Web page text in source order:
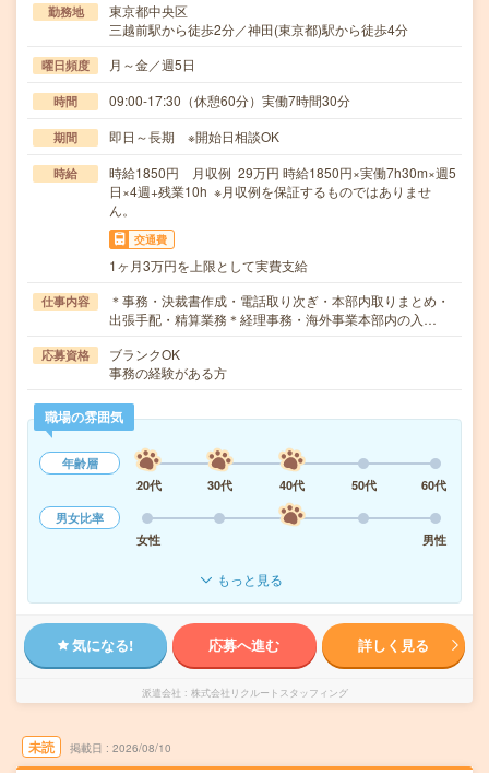
勤務地
東京都中央区
三越前駅から徒歩2分／神田(東京都)駅から徒歩4分
曜日頻度 月～金／週5日
時間 09:00-17:30（休憩60分）実働7時間30分
期間 即日～長期 ※開始日相談OK
時給
時給1850円 月収例 29万円 時給1850円×実働7h30m×週5
日×4週+残業10h ※月収例を保証するものではありませ
ん。
交通費
1ヶ月3万円を上限として実費支給
仕事内容
＊事務・決裁書作成・電話取り次ぎ・本部内取りまとめ・
出張手配・精算業務＊経理事務・海外事業本部内の入…
応募資格
ブランクOK
事務の経験がある方
職場の雰囲気
年齢層
20代
30代 40代 50代
60代
男女比率
女性
男性
もっと見る
気になる! 応募へ進む 詳しく見る
派遣会社 株式会社リクルートスタッフィング
未読 掲載日 2026/08/10